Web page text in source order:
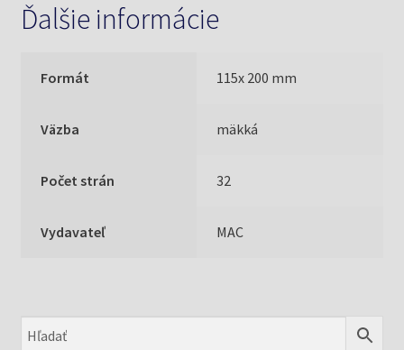
Ďalšie informácie
Formát 115x 200 mm
Väzba mäkká
Počet strán 32
Vydavateľ MAC